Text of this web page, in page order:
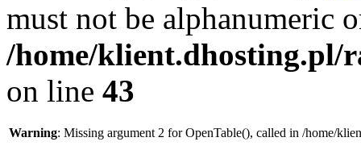
must not be alphanumeric
/home/klient.dhosting.pl/
on line 43
Warning: Missing argument 2 for OpenTable(), called in /home/